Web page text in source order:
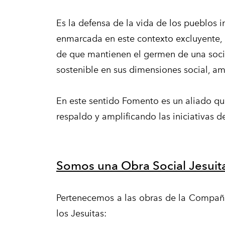
Es la defensa de la vida de los pueblos
enmarcada en este contexto
de que mantienen el germen de una
sostenible en sus dimensiones social,
En este sentido Fomento es un aliado
respaldo y amplificando las iniciativas
Somos una Obra Social
Pertenecemos a las obras de la
los Jesuitas: